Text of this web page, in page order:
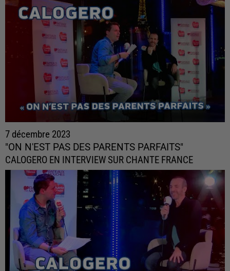
7 décembre 2023
"ON N'EST PAS DES PARENTS PARFAITS"
CALOGERO EN INTERVIEW SUR CHANTE FRANCE